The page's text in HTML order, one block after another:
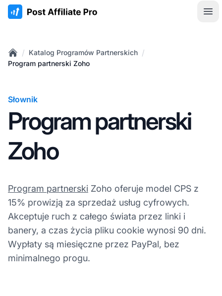
:site.title
Home
/ Katalog Programów Partnerskich /
Program partnerski Zoho
Słownik
Program partnerski
Zoho
Program partnerski Zoho oferuje model CPS z
15% prowizją za sprzedaż usług cyfrowych.
Akceptuje ruch z całego świata przez linki i
banery, a czas życia pliku cookie wynosi 90 dni.
Wypłaty są miesięczne przez PayPal, bez
minimalnego progu.